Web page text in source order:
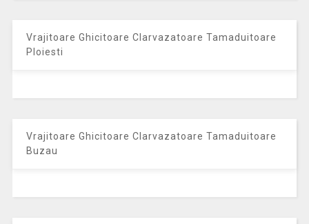
Vrajitoare Ghicitoare Clarvazatoare Tamaduitoare
Ploiesti
Vrajitoare Ghicitoare Clarvazatoare Tamaduitoare
Buzau